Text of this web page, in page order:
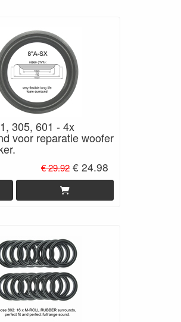
305, 601 - 4x
voor reparatie woofer
€ 29.92 € 24.98